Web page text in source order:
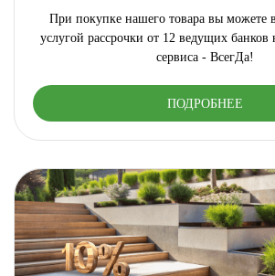
При покупке нашего товара вы можете
услугой рассрочки от 12 ведущих банков
сервиса - ВсегДа!
ПОДРОБНЕЕ